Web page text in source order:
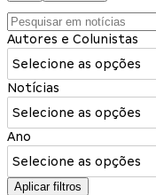
Autores e Colunistas
Selecione as opções
Notícias
Selecione as opções
Ano
Selecione as opções
Aplicar filtros